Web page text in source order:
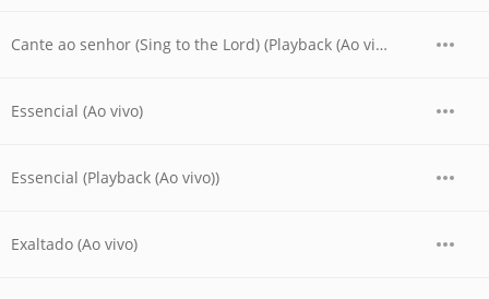
Cante ao senhor (Sing to the Lord) (Playback (Ao vivo))
Essencial (Ao vivo)
Essencial (Playback (Ao vivo))
Exaltado (Ao vivo)